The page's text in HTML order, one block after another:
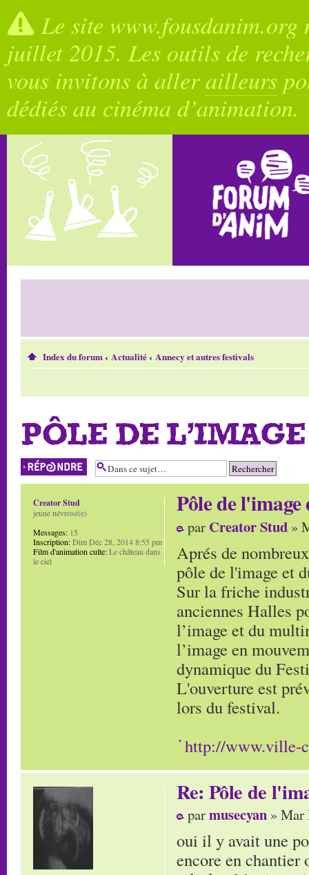
Le site
juillet 2015. Les outils de
vous invitons à allerailleurs
dédiés au cinéma d’animation.
Index du forum‹ Actualité‹ Annecy et autres festivals
PÔLE DE
Répondre
Pôle de
par Creator Stud »
Aprés de
pôle de l'image et
Sur la friche
anciennes Halles
l’image et du
l’image en
dynamique du
L'ouverture est
lors du festival.
http://www.ville-
Creator Stud
jeune névrosé(e)
Messages: 15
Inscription:Dim Déc 28, 2014 8:55 pm
Film d'animation culte:Le château dans
le ciel
Re: Pôle de
parmusecyan » Mar
oui il y avait une
encore en